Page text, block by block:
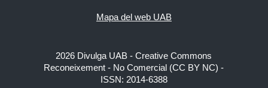
Mapa del web UAB
2026 Divulga UAB - Creative Commons
Reconeixement - No Comercial (CC BY NC) -
ISSN: 2014-6388